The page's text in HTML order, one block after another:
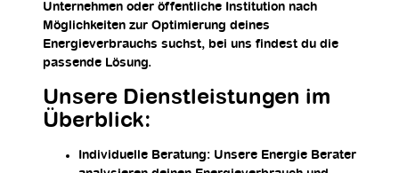
Unternehmen oder öffentliche Institution nach
Möglichkeiten zur Optimierung deines
Energieverbrauchs suchst, bei uns findest du die
passende Lösung.
Unsere Dienstleistungen im
Überblick:
Individuelle Beratung: Unsere Energie Berater